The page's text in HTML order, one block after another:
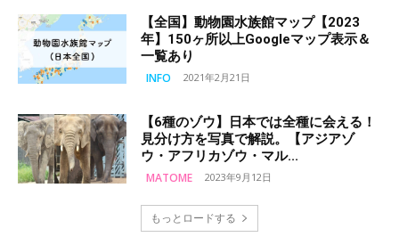
【全国】動物園水族館マップ【2023
年】150ヶ所以上Googleマップ表示＆
一覧あり
INFO 2021年2月21日
【6種のゾウ】日本では全種に会える！
見分け方を写真で解説。【アジアゾ
ウ・アフリカゾウ・マル...
MATOME 2023年9月12日
もっとロードする